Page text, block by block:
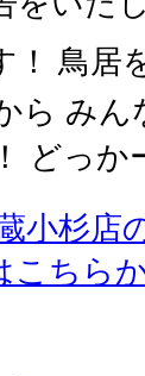
！ 鳥
ら み
どっ
小杉店
こちら